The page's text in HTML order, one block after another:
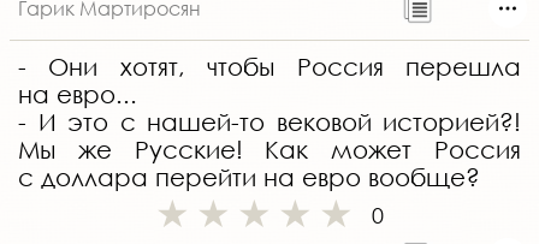
Гарик Мартиросян
- Они хотят, чтобы Россия перешла
на евро...
- И это с нашей-то вековой историей?!
Мы же Русские! Как может Россия
с доллара перейти на евро вообще?
0